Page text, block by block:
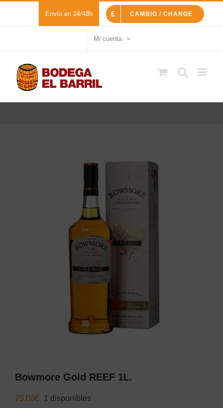
Envío en 24/48h CAMBIO / CHANGE
Mi cuenta
Bowmore Gold REEF 1L.
75,00€ 1 disponibles